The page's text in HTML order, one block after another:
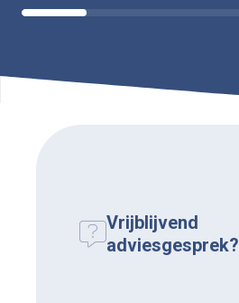
Vrijblijvend
adviesgesprek?